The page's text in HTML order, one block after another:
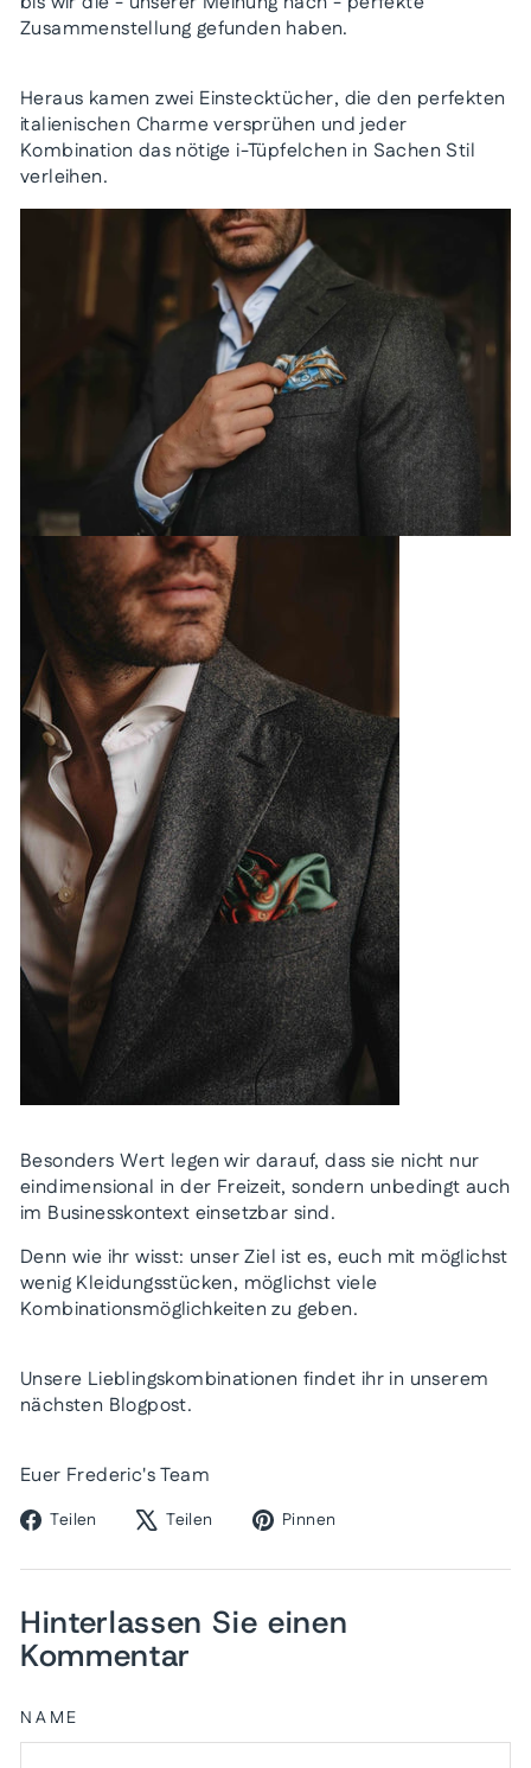
Zusammenstellung gefunden haben.
Heraus kamen zwei Einstecktücher, die den perfekten
italienischen Charme versprühen und jeder
Kombination das nötige i-Tüpfelchen in Sachen Stil
verleihen.
Besonders Wert legen wir darauf, dass sie nicht nur
eindimensional in der Freizeit, sondern unbedingt auch
im Businesskontext einsetzbar sind.
Denn wie ihr wisst: unser Ziel ist es, euch mit möglichst
wenig Kleidungsstücken, möglichst viele
Kombinationsmöglichkeiten zu geben.
Unsere Lieblingskombinationen findet ihr in unserem
nächsten Blogpost.
Euer Frederic's Team
Teilen
Auf
teilen
Teilen
Auf
twittern
Pinnen
pinnen
Hinterlassen Sie einen
Kommentar
NAME